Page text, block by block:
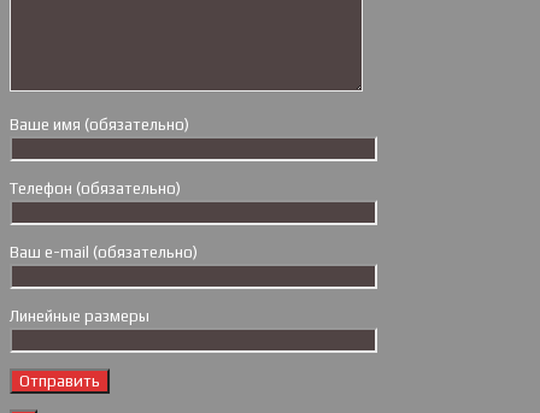
Ваше имя (обязательно)
Телефон (обязательно)
Ваш e-mail (обязательно)
Линейные размеры